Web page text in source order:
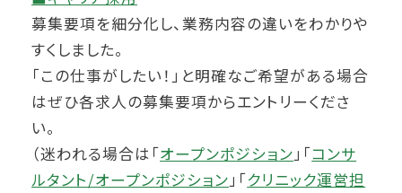
募集要項を細分化し、業務内容の違いをわかりや
すくしました。
「この仕事がしたい！」と明確なご希望がある場合
はぜひ各求人の募集要項からエントリーくださ
い。
（迷われる場合は「オープンポジション 」「コンサ
ルタント/オープンポジション 」「クリニック運営担